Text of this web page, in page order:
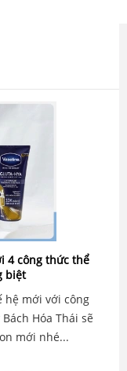
4 công thức thể
biệt
hệ mới với công
Hóa Thái sẽ
mới nhé...